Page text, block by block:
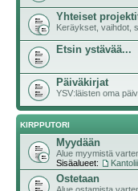
Yhteiset
Keräykset, vaihdot,
Etsin ystävää...
Päiväkirjat
YSV:läisten oma
KIRPPUTORI
Myydään
Alue myymistä
Sisäalueet:
Ostetaan
Alue ostamista